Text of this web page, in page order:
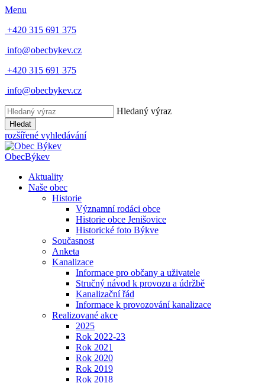
Menu
+420 315 691 375
info@obecbykev.cz
+420 315 691 375
info@obecbykev.cz
Hledaný výraz
Hledat
rozšířené vyhledávání
ObecBýkev
Aktuality
Naše obec
Historie
Významní rodáci obce
Historie obce Jenišovice
Historické foto Býkve
Současnost
Anketa
Kanalizace
Informace pro občany a uživatele
Stručný návod k provozu a údržbě
Kanalizační řád
Informace k provozování kanalizace
Realizované akce
2025
Rok 2022-23
Rok 2021
Rok 2020
Rok 2019
Rok 2018